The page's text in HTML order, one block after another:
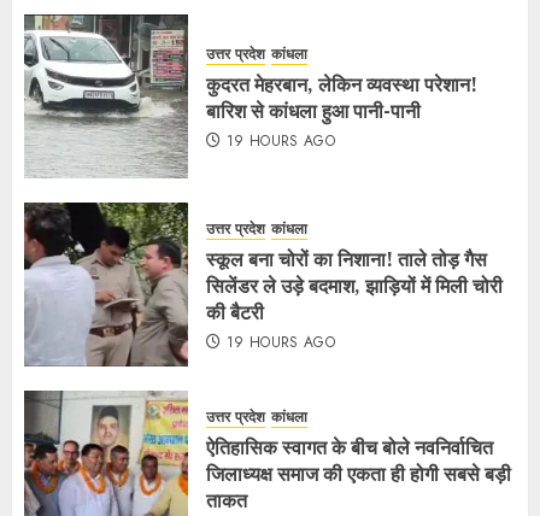
उत्तर प्रदेश कांधला
कुदरत मेहरबान, लेकिन व्यवस्था परेशान!
बारिश से कांधला हुआ पानी-पानी
19 HOURS AGO
उत्तर प्रदेश कांधला
स्कूल बना चोरों का निशाना! ताले तोड़ गैस
सिलेंडर ले उड़े बदमाश, झाड़ियों में मिली चोरी
की बैटरी
19 HOURS AGO
उत्तर प्रदेश कांधला
ऐतिहासिक स्वागत के बीच बोले नवनिर्वाचित
जिलाध्यक्ष समाज की एकता ही होगी सबसे बड़ी
ताकत